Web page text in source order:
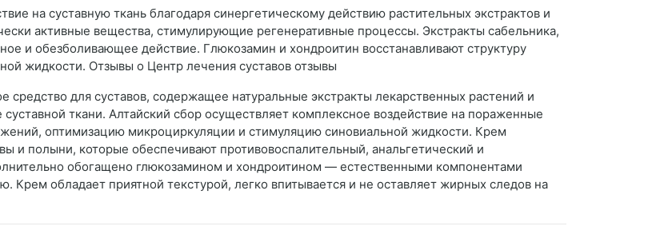
на суставную ткань благодаря синергетическому действию растительных экстрактов и
активные вещества, стимулирующие регенеративные процессы. Экстракты сабельника,
и обезболивающее действие. Глюкозамин и хондроитин восстанавливают структуру
жидкости. Отзывы о Центр лечения суставов отзывы
для суставов, содержащее натуральные экстракты лекарственных растений и
ткани. Алтайский сбор осуществляет комплексное воздействие на пораженные
оптимизацию микроциркуляции и стимуляцию синовиальной жидкости. Крем
и полыни, которые обеспечивают противовоспалительный, анальгетический и
обогащено глюкозамином и хондроитином — естественными компонентами
Крем обладает приятной текстурой, легко впитывается и не оставляет жирных следов на